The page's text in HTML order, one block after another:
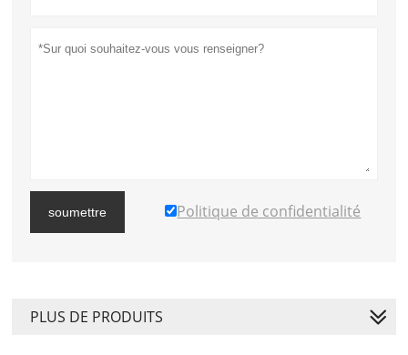
soumettre Politique de confidentialité
PLUS DE PRODUITS